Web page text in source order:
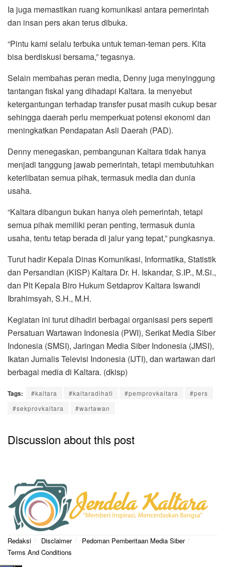
Ia juga memastikan ruang komunikasi antara pemerintah
dan insan pers akan terus dibuka.
“Pintu kami selalu terbuka untuk teman-teman pers. Kita
bisa berdiskusi bersama,” tegasnya.
Selain membahas peran media, Denny juga menyinggung
tantangan fiskal yang dihadapi Kaltara. Ia menyebut
ketergantungan terhadap transfer pusat masih cukup besar
sehingga daerah perlu memperkuat potensi ekonomi dan
meningkatkan Pendapatan Asli Daerah (PAD).
Denny menegaskan, pembangunan Kaltara tidak hanya
menjadi tanggung jawab pemerintah, tetapi membutuhkan
keterlibatan semua pihak, termasuk media dan dunia
usaha.
“Kaltara dibangun bukan hanya oleh pemerintah, tetapi
semua pihak memiliki peran penting, termasuk dunia
usaha, tentu tetap berada di jalur yang tepat,” pungkasnya.
Turut hadir Kepala Dinas Komunikasi, Informatika, Statistik
dan Persandian (KISP) Kaltara Dr. H. Iskandar, S.IP., M.Si.,
dan Plt Kepala Biro Hukum Setdaprov Kaltara Iswandi
Ibrahimsyah, S.H., M.H.
Kegiatan ini turut dihadiri berbagai organisasi pers seperti
Persatuan Wartawan Indonesia (PWI), Serikat Media Siber
Indonesia (SMSI), Jaringan Media Siber Indonesia (JMSI),
Ikatan Jurnalis Televisi Indonesia (IJTI), dan wartawan dari
berbagai media di Kaltara. (dkisp)
Tags: #kaltara #kaltaradihati #pemprovkaltara
#pers
#sekprovkaltara
#wartawan
Discussion about this post
Redaksi Disclaimer
Pedoman Pemberitaan Media Siber
Terms And Conditions